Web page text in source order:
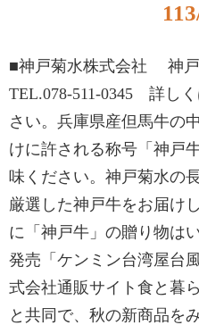
■神戸菊水株式会社 神
TEL.078-511-0345 詳し
さい。兵庫県産但馬牛の
けに許される称号「神戸
味ください。神戸菊水の
厳選した神戸牛をお届け
に「神戸牛」の贈り物は
発売「ケンミン台湾屋台
式会社通販サイト食と暮
と共同で、秋の新商品を